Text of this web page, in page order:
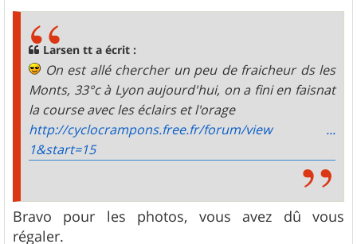
Larsen tt a écrit :
On est allé chercher un peu de fraicheur ds les
Monts, 33°c à Lyon aujourd'hui, on a fini en faisnat
la course avec les éclairs et l'orage
http://cyclocrampons.free.fr/forum/view ...
1&start=15
Bravo pour les photos, vous avez dû vous
régaler.